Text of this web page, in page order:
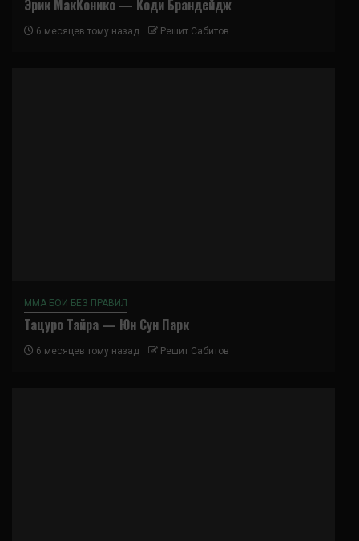
Эрик МакКонико — Коди Брандейдж
6 месяцев тому назад Решит Сабитов
ММА БОИ БЕЗ ПРАВИЛ
Тацуро Тайра — Юн Сун Парк
6 месяцев тому назад Решит Сабитов